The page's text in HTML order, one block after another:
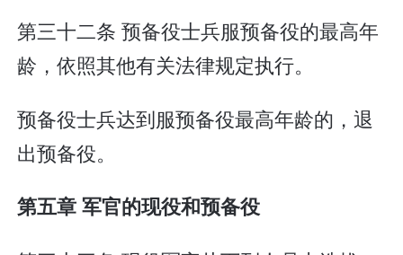
第三十二条 预备役士兵服预备役的最高年
龄，依照其他有关法律规定执行。
预备役士兵达到服预备役最高年龄的，退
出预备役。
第五章 军官的现役和预备役